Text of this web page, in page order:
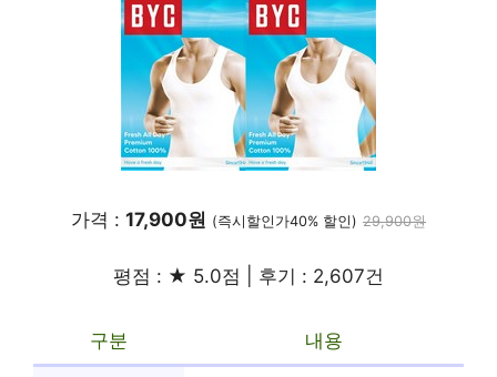
가격 : 17,900원 (즉시할인가40% 할인) 29,900원
평점 : ★ 5.0점 | 후기 : 2,607건
구분 내용